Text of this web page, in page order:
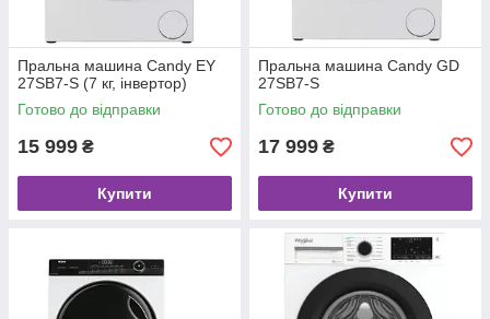
Пральна машина Candy EY
27SB7-S (7 кг, інвертор)
Готово до відправки
15 999 ₴
Купити
Пральна машина Candy GD
27SB7-S
Готово до відправки
17 999 ₴
Купити